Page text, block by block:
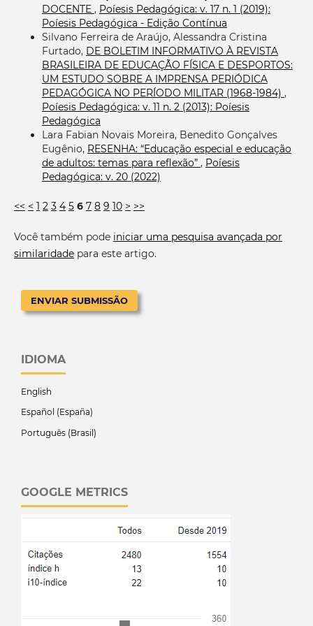
DOCENTE , Poíesis Pedagógica: v. 17 n. 1 (2019):
Poíesis Pedagógica - Edição Contínua
Silvano Ferreira de Araújo, Alessandra Cristina
Furtado, DE BOLETIM INFORMATIVO À REVISTA
BRASILEIRA DE EDUCAÇÃO FÍSICA E DESPORTOS:
UM ESTUDO SOBRE A IMPRENSA PERIÓDICA
PEDAGÓGICA NO PERÍODO MILITAR (1968-1984) ,
Poíesis Pedagógica: v. 11 n. 2 (2013): Poíesis
Pedagógica
Lara Fabian Novais Moreira, Benedito Gonçalves
Eugênio, RESENHA: “Educação especial e educação
de adultos: temas para reflexão” , Poíesis
Pedagógica: v. 20 (2022)
<< < 1 2 3 4 5 6 7 8 9 10 > >>
Você também pode iniciar uma pesquisa avançada por
similaridadepara este artigo.
ENVIAR SUBMISSÃO
IDIOMA
English
Español (España)
Português (Brasil)
GOOGLE METRICS